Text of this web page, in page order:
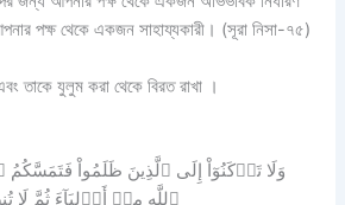
পক্ষ থেকে একজন সাহায্যকারী। (সূরা নিসা-৭৫)
তাকে যুলুম করা থেকে বিরত রাখা ।
ٱللَّهِ مِنۡ أَوۡلِيَآءَ ثُمَّ لَا تُنصَرُونَ ١١٣﴾